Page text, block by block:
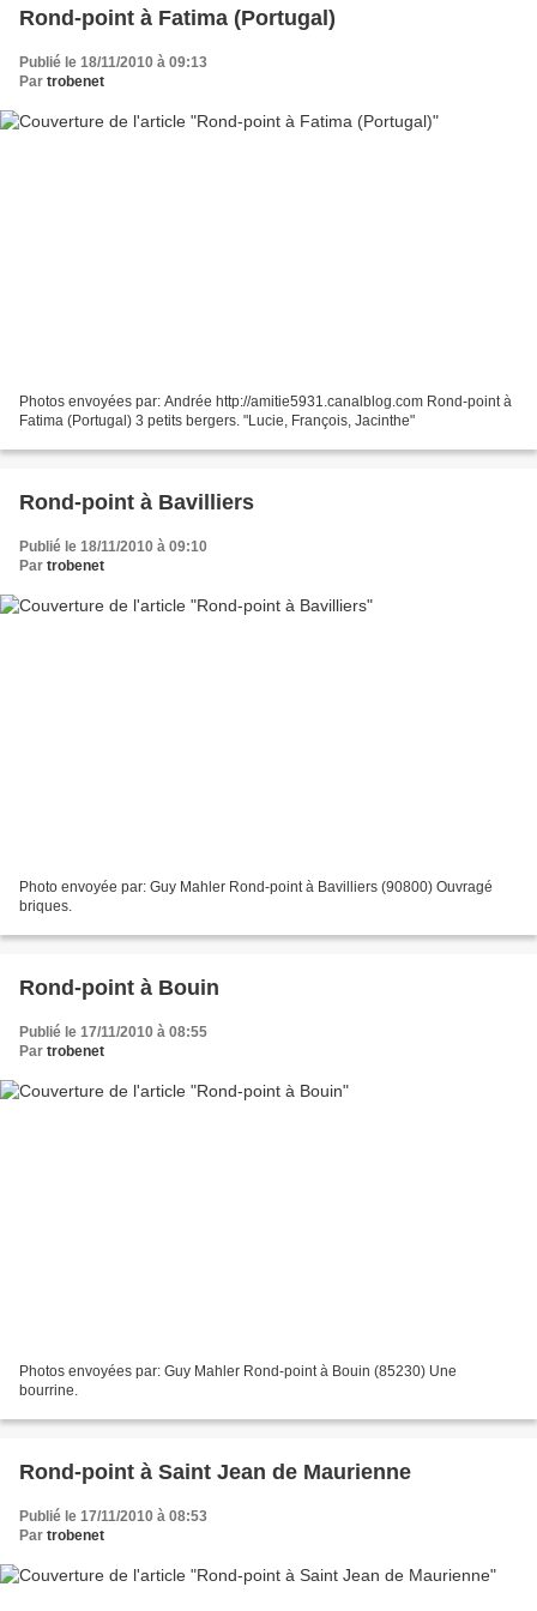
Rond-point à Fatima (Portugal)
Publié le 18/11/2010 à 09:13
Par trobenet
Photos envoyées par: Andrée http://amitie5931.canalblog.com Rond-point à
Fatima (Portugal) 3 petits bergers. "Lucie, François, Jacinthe"
Rond-point à Bavilliers
Publié le 18/11/2010 à 09:10
Par trobenet
Photo envoyée par: Guy Mahler Rond-point à Bavilliers (90800) Ouvragé
briques.
Rond-point à Bouin
Publié le 17/11/2010 à 08:55
Par trobenet
Photos envoyées par: Guy Mahler Rond-point à Bouin (85230) Une
bourrine.
Rond-point à Saint Jean de Maurienne
Publié le 17/11/2010 à 08:53
Par trobenet